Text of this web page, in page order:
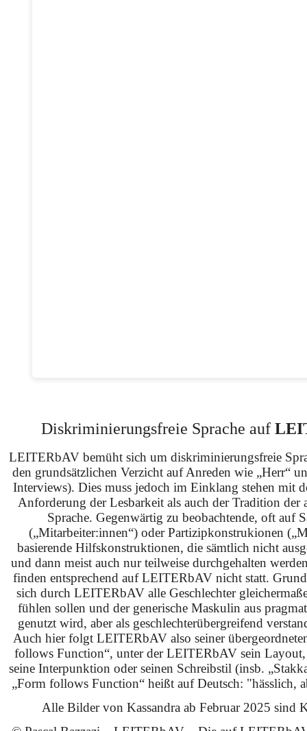
Diskriminierungsfreie Sprache auf
LEITERbAV bemüht sich um diskriminierungsfreie
den grundsätzlichen Verzicht auf Anreden wie „Herr“
Interviews). Dies muss jedoch im Einklang stehen mit
Anforderung der Lesbarkeit als auch der Tradition der
Sprache. Gegenwärtig zu beobachtende, oft auf
(„Mitarbeiter:innen“) oder Partizipkonstrukionen
basierende Hilfskonstruktionen, die sämtlich nicht
und dann meist auch nur teilweise durchgehalten
finden entsprechend auf LEITERbAV nicht statt.
sich durch LEITERbAV alle Geschlechter
fühlen sollen und der generische Maskulin aus
genutzt wird, aber als geschlechterübergreifend
Auch hier folgt LEITERbAV also seiner
follows Function“, unter der LEITERbAV sein Layout,
seine Interpunktion oder seinen Schreibstil (insb.
„Form follows Function“ heißt auf Deutsch: "hässlich,
Alle Bilder von Kassandra ab Februar 2025 sind